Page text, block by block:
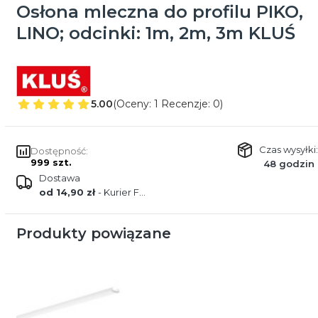
Osłona mleczna do profilu PIKO,
LINO; odcinki: 1m, 2m, 3m KLUŚ
5.00(Oceny: 1 Recenzje: 0)
Dostępność:
999 szt.
Czas wysyłki:
48 godzin
Dostawa
od 14,90 zł- Kurier FEDEX
Produkty powiązane